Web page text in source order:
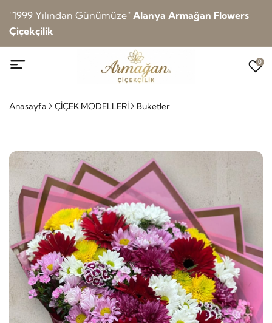
''1999 Yılından Günümüze'' Alanya Armağan Flowers
Çiçekçilik
0
Anasayfa ÇİÇEK MODELLERİ Buketler